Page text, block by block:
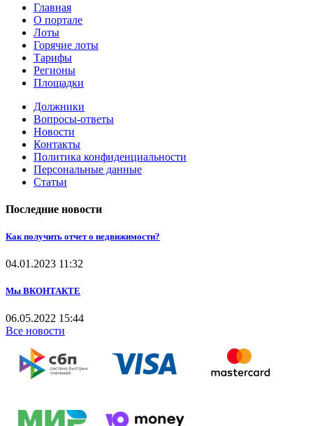
Главная
О портале
Лоты
Горячие лоты
Тарифы
Регионы
Площадки
Должники
Вопросы-ответы
Новости
Контакты
Политика конфиденциальности
Персональные данные
Статьи
Последние новости
Как получить отчет о недвижимости?
04.01.2023 11:32
Мы ВКОНТАКТЕ
06.05.2022 15:44
Все новости